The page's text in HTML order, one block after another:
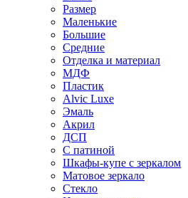
Размер
Маленькие
Большие
Средние
Отделка и материал
МДФ
Пластик
Alvic Luxe
Эмаль
Акрил
ДСП
С патиной
Шкафы-купе с зеркалом
Матовое зеркало
Стекло